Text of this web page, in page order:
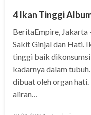
4 Ikan Tinggi
BeritaEmpire, Jakarta
Sakit Ginjal dan Hati.
tinggi baik
kadarnya dalam
dibuat oleh organ
aliran…